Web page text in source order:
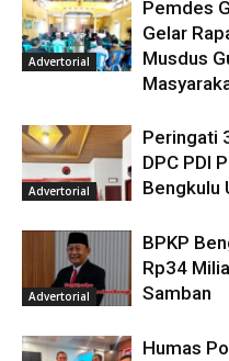
Advertorial
Pemdes
Gelar
Musdus
Advertorial
Peringati
DPC PDI
Bengkulu
Advertorial
BPKP
Rp34
Samban
Humas